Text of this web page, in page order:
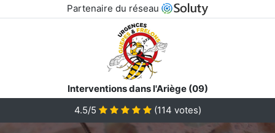
Partenaire du réseau
Interventions dans l'Ariège (09)
4.5/5 (114 votes)